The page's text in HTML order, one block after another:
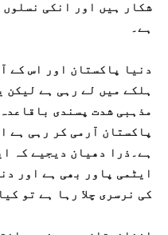
شکار ہیں اور انکی
ہے۔
دنیا پاکستان اور اس کے
ہلکے میں لے رہی ہے لیکن
مذہبی شدت پسندی
پاکستان آرمی کر رہی ہے
ہے۔ذرا دھیان دیجیے کہ
ایٹمی پاور بھی ہے اور
کی نرسری چلا رہا ہے تو